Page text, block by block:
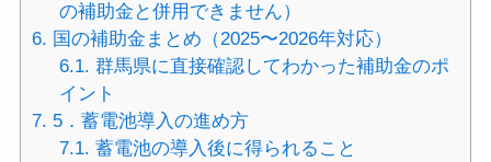
の補助金と併用できません）
6. 国の補助金まとめ（2025〜2026年対応）
6.1. 群馬県に直接確認してわかった補助金のポ
イント
7. 5．蓄電池導入の進め方
7.1. 蓄電池の導入後に得られること